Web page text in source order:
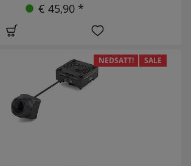
€ 45,90 *
NEDSATT! SALE